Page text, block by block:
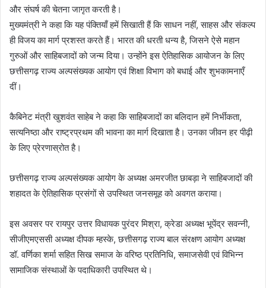
और संघर्ष की चेतना जागृत करती है।
मुख्यमंत्री ने कहा कि यह पंक्तियाँ हमें सिखाती हैं कि साधन नहीं, साहस और संकल्प
ही विजय का मार्ग प्रशस्त करते हैं। भारत की धरती धन्य है, जिसने ऐसे महान
गुरुओं और साहिबजादों को जन्म दिया। उन्होंने इस ऐतिहासिक आयोजन के लिए
छत्तीसगढ़ राज्य अल्पसंख्यक आयोग एवं शिक्षा विभाग को बधाई और शुभकामनाएँ
दीं।
कैबिनेट मंत्री खुशवंत साहेब ने कहा कि साहिबजादों का बलिदान हमें निर्भीकता,
सत्यनिष्ठा और राष्ट्रप्रथम की भावना का मार्ग दिखाता है। उनका जीवन हर पीढ़ी
के लिए प्रेरणास्रोत है।
छत्तीसगढ़ राज्य अल्पसंख्यक आयोग के अध्यक्ष अमरजीत छाबड़ा ने साहिबजादों की
शहादत के ऐतिहासिक प्रसंगों से उपस्थित जनसमूह को अवगत कराया।
इस अवसर पर रायपुर उत्तर विधायक पुरंदर मिश्रा, क्रेडा अध्यक्ष भूपेंद्र सवन्नी,
सीजीएमएससी अध्यक्ष दीपक म्हस्के, छत्तीसगढ़ राज्य बाल संरक्षण आयोग अध्यक्ष
डॉ. वर्णिका शर्मा सहित सिख समाज के वरिष्ठ प्रतिनिधि, समाजसेवी एवं विभिन्न
सामाजिक संस्थाओं के पदाधिकारी उपस्थित थे।